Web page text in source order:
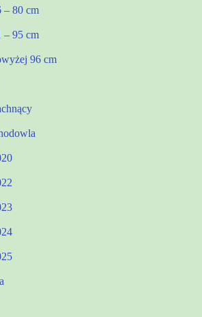
– 80 cm
– 95 cm
96 cm